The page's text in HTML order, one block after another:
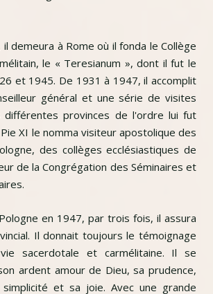
demeura à Rome où il fonda le Collège
le « Teresianum », dont il fut le
et 1945. De 1931 à 1947, il accomplit
général et une série de visites
différentes provinces de l'ordre lui fut
XI le nomma visiteur apostolique des
des collèges ecclésiastiques de
de la Congrégation des Séminaires et
en 1947, par trois fois, il assura
Il donnait toujours le témoignage
sacerdotale et carmélitaine. Il se
ardent amour de Dieu, sa prudence,
et sa joie. Avec une grande